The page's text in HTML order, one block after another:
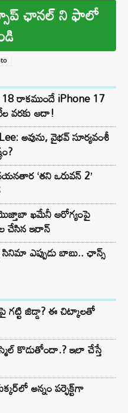
ఛానల్ ని ఫాలో
రాకముందే iPhone 17
వరకు ఆదా!
అవును, వైభవ్ సూర్యవంశీ
‘తని ఒరువన్ 2’
ఖమేనీ ఆరోగ్యంపై
చేసిన ఇరాన్
సినిమా ఎప్పుడు బాబు.. ఛాన్స్
గట్టి జిడ్డా? ఈ చిట్కాలతో
కొడుతోందా.? ఇలా చేస్తే
అన్నం పర్ఫెక్ట్‌గా